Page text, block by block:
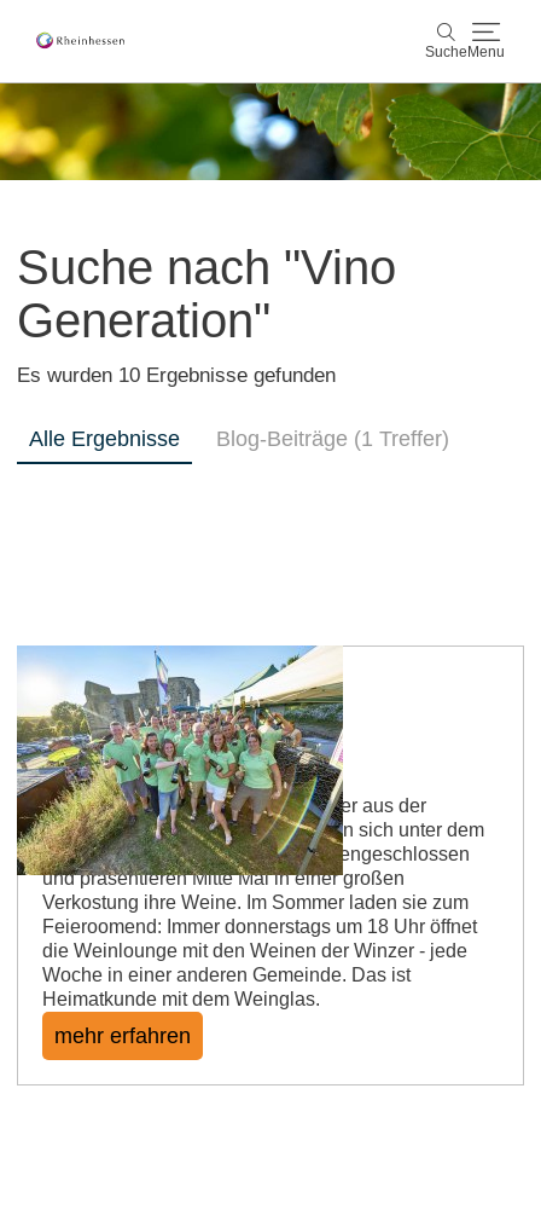
Suche Menu
Suche
Wein & Genuss
Kultur & Städte
Veranstaltungen
Buchung & Service
ShopRheinhessen-Blog Karte
Suche nach "Vino
Generation"
Es wurden 10 Ergebnisse gefunden
Alle Ergebnisse Blog-Beiträge (1 Treffer)
Vino Generation
Im Westen viel Neues: Junge Winzer aus der
Verbandsgemeinde Wöllstein haben sich unter dem
Namen „Vino Generation“ zusammengeschlossen
und präsentieren Mitte Mai in einer großen
Verkostung ihre Weine. Im Sommer laden sie zum
Feieroomend: Immer donnerstags um 18 Uhr öffnet
die Weinlounge mit den Weinen der Winzer - jede
Woche in einer anderen Gemeinde. Das ist
Heimatkunde mit dem Weinglas.
mehr erfahren